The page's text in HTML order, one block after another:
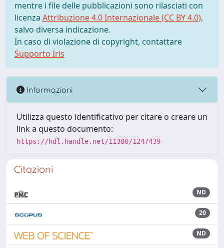
mentre i file delle pubblicazioni sono rilasciati con
licenza Attribuzione 4.0 Internazionale (CC BY 4.0),
salvo diversa indicazione.
In caso di violazione di copyright, contattare
Supporto Iris
Informazioni
Utilizza questo identificativo per citare o creare un
link a questo documento:
https://hdl.handle.net/11380/1247439
Citazioni
ND
20
ND